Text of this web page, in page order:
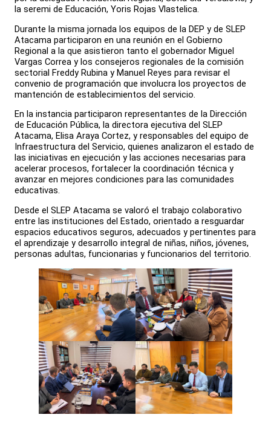
la seremi de Educación, Yoris Rojas Vlastelica.
Durante la misma jornada los equipos de la DEP y de SLEP
Atacama participaron en una reunión en el Gobierno
Regional a la que asistieron tanto el gobernador Miguel
Vargas Correa y los consejeros regionales de la comisión
sectorial Freddy Rubina y Manuel Reyes para revisar el
convenio de programación que involucra los proyectos de
mantención de establecimientos del servicio.
En la instancia participaron representantes de la Dirección
de Educación Pública, la directora ejecutiva del SLEP
Atacama, Elisa Araya Cortez, y responsables del equipo de
Infraestructura del Servicio, quienes analizaron el estado de
las iniciativas en ejecución y las acciones necesarias para
acelerar procesos, fortalecer la coordinación técnica y
avanzar en mejores condiciones para las comunidades
educativas.
Desde el SLEP Atacama se valoró el trabajo colaborativo
entre las instituciones del Estado, orientado a resguardar
espacios educativos seguros, adecuados y pertinentes para
el aprendizaje y desarrollo integral de niñas, niños, jóvenes,
personas adultas, funcionarias y funcionarios del territorio.